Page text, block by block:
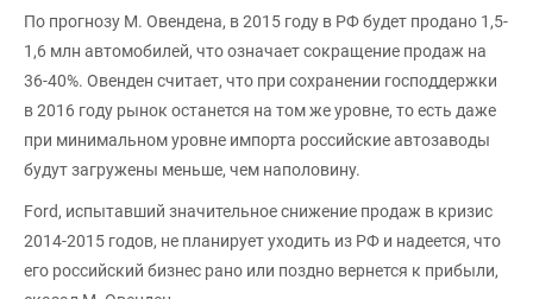
По прогнозу М. Овендена, в 2015 году в РФ будет продано 1,5-
1,6 млн автомобилей, что означает сокращение продаж на
36-40%. Овенден считает, что при сохранении господдержки
в 2016 году рынок останется на том же уровне, то есть даже
при минимальном уровне импорта российские автозаводы
будут загружены меньше, чем наполовину.
Ford, испытавший значительное снижение продаж в кризис
2014-2015 годов, не планирует уходить из РФ и надеется, что
его российский бизнес рано или поздно вернется к прибыли,